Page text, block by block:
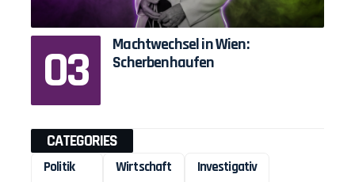
Machtwechsel in Wien:
Scherbenhaufen
CATEGORIES
Politik Wirtschaft Investigativ